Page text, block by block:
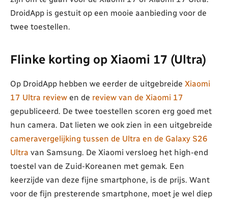
DroidApp is gestuit op een mooie aanbieding voor de
twee toestellen.
Flinke korting op Xiaomi 17 (Ultra)
Op DroidApp hebben we eerder de uitgebreide Xiaomi
17 Ultra review en de review van de Xiaomi 17
gepubliceerd. De twee toestellen scoren erg goed met
hun camera. Dat lieten we ook zien in een uitgebreide
cameravergelijking tussen de Ultra en de Galaxy S26
Ultra van Samsung. De Xiaomi versloeg het high-end
toestel van de Zuid-Koreanen met gemak. Een
keerzijde van deze fijne smartphone, is de prijs. Want
voor de fijn presterende smartphone, moet je wel diep